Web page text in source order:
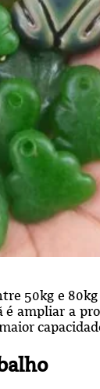
50kg e
ampliar a